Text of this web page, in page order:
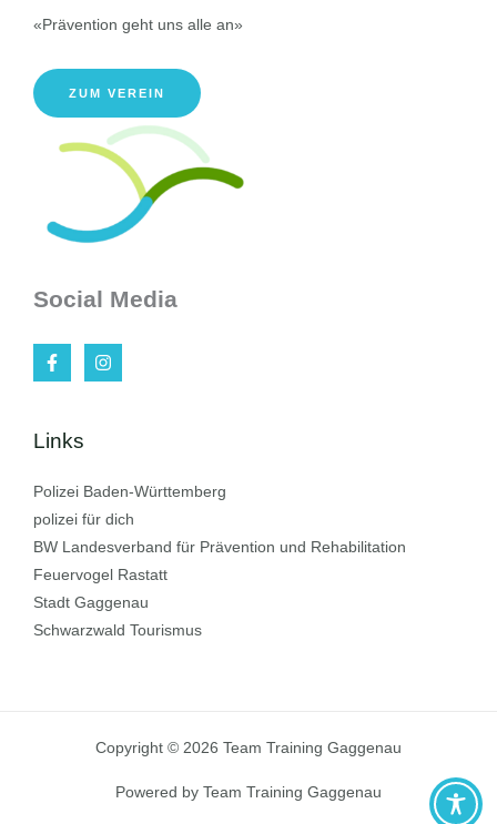
«Prävention geht uns alle an»
ZUM VEREIN
Social Media
Links
Polizei Baden-Württemberg
polizei für dich
BW Landesverband für Prävention und Rehabilitation
Feuervogel Rastatt
Stadt Gaggenau
Schwarzwald Tourismus
Copyright © 2026 Team Training Gaggenau
Powered by Team Training Gaggenau